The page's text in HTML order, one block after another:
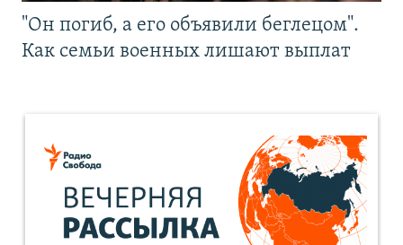
"Он погиб, а его объявили беглецом".
Как семьи военных лишают выплат